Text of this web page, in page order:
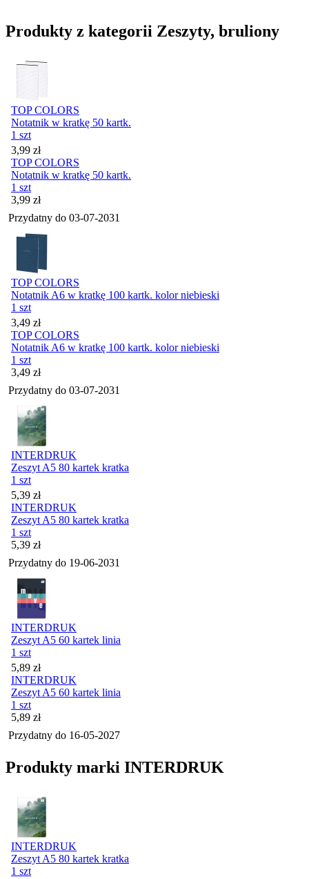
Produkty z kategorii Zeszyty, bruliony
TOP COLORS
Notatnik w kratkę 50 kartk.
1 szt
Cena
3,99 zł
TOP COLORS
Notatnik w kratkę 50 kartk.
1 szt
Cena
3,99 zł
Przydatny do 03-07-2031
TOP COLORS
Notatnik A6 w kratkę 100 kartk. kolor niebieski
1 szt
Cena
3,49 zł
TOP COLORS
Notatnik A6 w kratkę 100 kartk. kolor niebieski
1 szt
Cena
3,49 zł
Przydatny do 03-07-2031
INTERDRUK
Zeszyt A5 80 kartek kratka
1 szt
Cena
5,39 zł
INTERDRUK
Zeszyt A5 80 kartek kratka
1 szt
Cena
5,39 zł
Przydatny do 19-06-2031
INTERDRUK
Zeszyt A5 60 kartek linia
1 szt
Cena
5,89 zł
INTERDRUK
Zeszyt A5 60 kartek linia
1 szt
Cena
5,89 zł
Przydatny do 16-05-2027
Produkty marki INTERDRUK
INTERDRUK
Zeszyt A5 80 kartek kratka
1 szt